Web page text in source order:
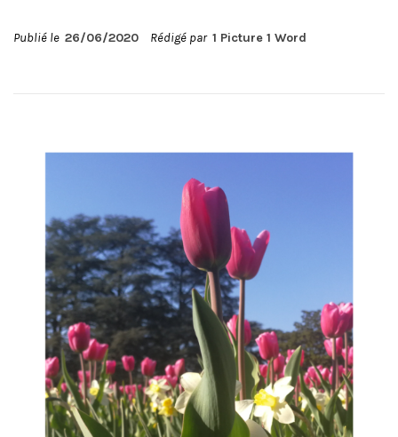
Publié le 26/06/2020 Rédigé par 1 Picture 1 Word